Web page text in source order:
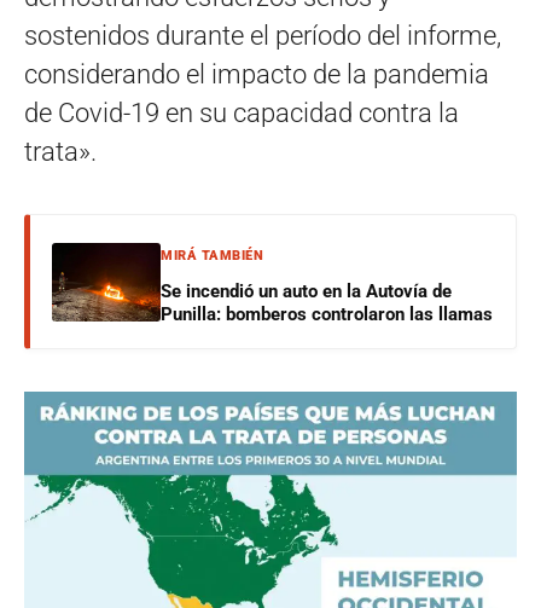
sostenidos durante el período del informe,
considerando el impacto de la pandemia
de Covid-19 en su capacidad contra la
trata».
MIRÁ TAMBIÉN
Se incendió un auto en la Autovía de
Punilla: bomberos controlaron las llamas